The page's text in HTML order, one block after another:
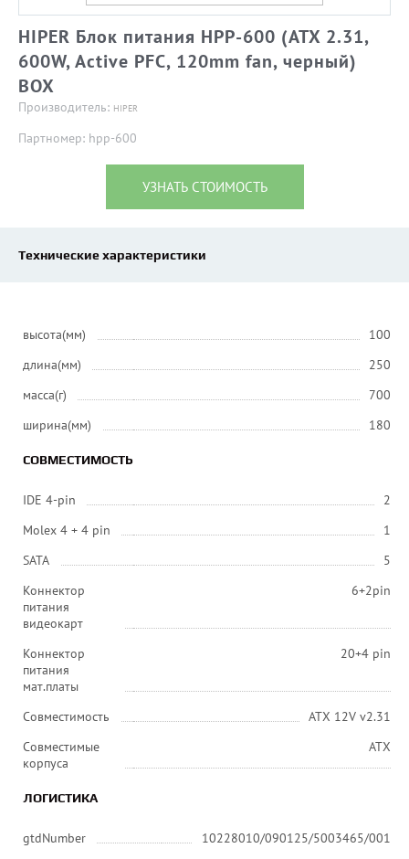
HIPER Блок питания HPP-600 (ATX 2.31,
600W, Active PFC, 120mm fan, черный)
BOX
Производитель: HIPER
Партномер: hpp-600
УЗНАТЬ СТОИМОСТЬ
Технические характеристики
высота(мм)
100
длина(мм)
250
масса(г)
700
ширина(мм)
180
СОВМЕСТИМОСТЬ
IDE 4-pin
2
Molex 4 + 4 pin
1
SATA
5
Коннектор
питания
видеокарт
6+2pin
Коннектор
питания
мат.платы
20+4 pin
Совместимость
ATX 12V v2.31
Совместимые
корпуса
ATX
ЛОГИСТИКА
gtdNumber
10228010/090125/5003465/001